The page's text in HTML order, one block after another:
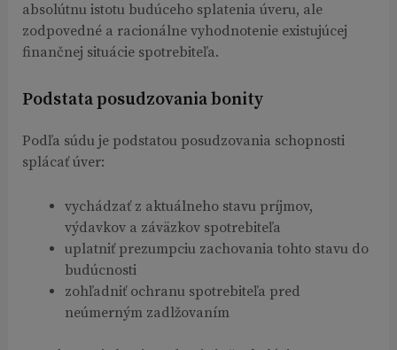
absolútnu istotu budúceho splatenia úveru, ale
zodpovedné a racionálne vyhodnotenie existujúcej
finančnej situácie spotrebiteľa.
Podstata posudzovania bonity
Podľa súdu je podstatou posudzovania schopnosti
splácať úver:
vychádzať z aktuálneho stavu príjmov,
výdavkov a záväzkov spotrebiteľa
uplatniť prezumpciu zachovania tohto stavu do
budúcnosti
zohľadniť ochranu spotrebiteľa pred
neúmerným zadlžovaním